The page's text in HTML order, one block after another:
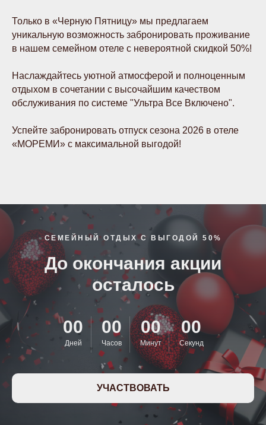
Только в «Черную Пятницу» мы предлагаем
уникальную возможность забронировать проживание
в нашем семейном отеле с невероятной скидкой 50%!
Наслаждайтесь уютной атмосферой и полноценным
отдыхом в сочетании с высочайшим качеством
обслуживания по системе "Ультра Все Включено".
Успейте забронировать отпуск сезона 2026 в отеле
«МОРЕМИ» с максимальной выгодой!
СЕМЕЙНЫЙ ОТДЫХ С ВЫГОДОЙ 50%
До окончания акции
осталось
00
Дней
00
Часов
00
Минут
00
Секунд
УЧАСТВОВАТЬ